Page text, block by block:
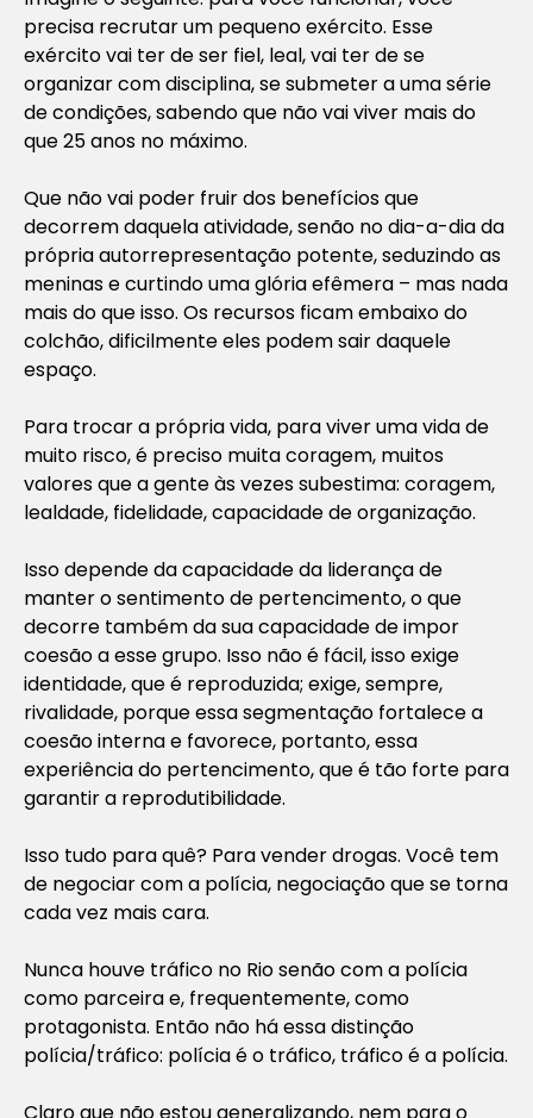
precisa recrutar um pequeno exército. Esse
exército vai ter de ser fiel, leal, vai ter de se
organizar com disciplina, se submeter a uma série
de condições, sabendo que não vai viver mais do
que 25 anos no máximo.
Que não vai poder fruir dos benefícios que
decorrem daquela atividade, senão no dia-a-dia da
própria autorrepresentação potente, seduzindo as
meninas e curtindo uma glória efêmera – mas nada
mais do que isso. Os recursos ficam embaixo do
colchão, dificilmente eles podem sair daquele
espaço.
Para trocar a própria vida, para viver uma vida de
muito risco, é preciso muita coragem, muitos
valores que a gente às vezes subestima: coragem,
lealdade, fidelidade, capacidade de organização.
Isso depende da capacidade da liderança de
manter o sentimento de pertencimento, o que
decorre também da sua capacidade de impor
coesão a esse grupo. Isso não é fácil, isso exige
identidade, que é reproduzida; exige, sempre,
rivalidade, porque essa segmentação fortalece a
coesão interna e favorece, portanto, essa
experiência do pertencimento, que é tão forte para
garantir a reprodutibilidade.
Isso tudo para quê? Para vender drogas. Você tem
de negociar com a polícia, negociação que se torna
cada vez mais cara.
Nunca houve tráfico no Rio senão com a polícia
como parceira e, frequentemente, como
protagonista. Então não há essa distinção
polícia/tráfico: polícia é o tráfico, tráfico é a polícia.
Claro que não estou generalizando, nem para o